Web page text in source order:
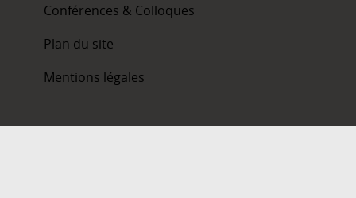
Conférences & Colloques
Plan du site
Mentions légales